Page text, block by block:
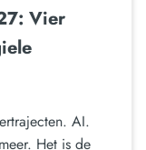
Vier
AI.
Het is de